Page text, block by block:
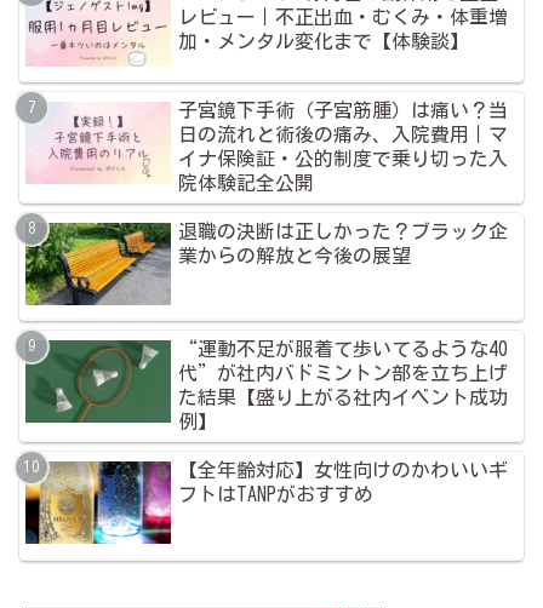
レビュー｜不正出血・むくみ・体重増
加・メンタル変化まで【体験談】
子宮鏡下手術（子宮筋腫）は痛い？当
日の流れと術後の痛み、入院費用｜マ
イナ保険証・公的制度で乗り切った入
院体験記全公開
退職の決断は正しかった？ブラック企
業からの解放と今後の展望
“運動不足が服着て歩いてるような40
代”が社内バドミントン部を立ち上げ
た結果【盛り上がる社内イベント成功
例】
【全年齢対応】女性向けのかわいいギ
フトはTANPがおすすめ